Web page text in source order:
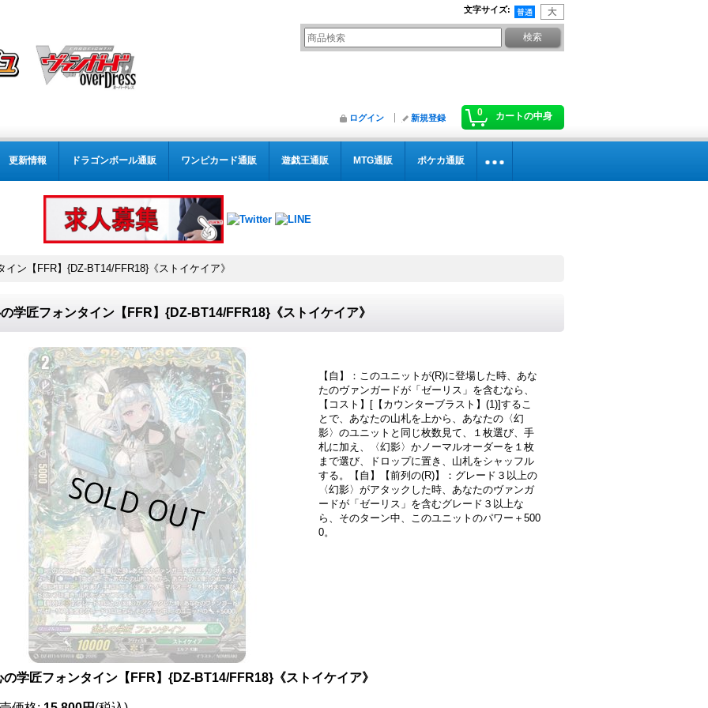
文字サイズ:
0 カートの中身
ログイン 新規登録
更新情報 ドラゴンボール通販 ワンピカード通販 遊戯王通販 MTG通販 ポケカ通販
イン【FFR】{DZ-BT14/FFR18}《ストイケイア》
学匠フォンタイン【FFR】{DZ-BT14/FFR18}《ストイケイア》
【自】：このユニットが(R)に登場した時、あな
たのヴァンガードが「ゼーリス」を含むなら、
【コスト】[【カウンターブラスト】(1)]するこ
とで、あなたの山札を上から、あなたの〈幻
影〉のユニットと同じ枚数見て、１枚選び、手
札に加え、〈幻影〉かノーマルオーダーを１枚
まで選び、ドロップに置き、山札をシャッフル
する。【自】【前列の(R)】：グレード３以上の
〈幻影〉がアタックした時、あなたのヴァンガ
ードが「ゼーリス」を含むグレード３以上な
ら、そのターン中、このユニットのパワー＋500
0。
の学匠フォンタイン【FFR】{DZ-BT14/FFR18}《ストイケイア》